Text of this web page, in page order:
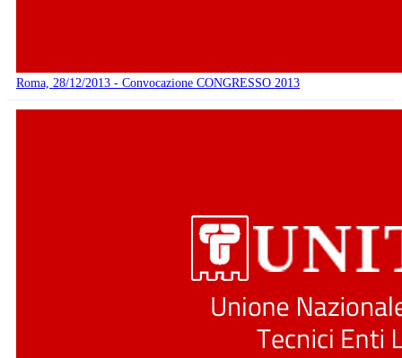
Roma, 28/12/2013 - Convocazione CONGRESSO 2013